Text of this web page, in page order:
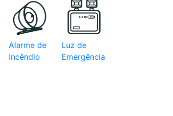
Alarme de
Incêndio
Luz de
Emergência